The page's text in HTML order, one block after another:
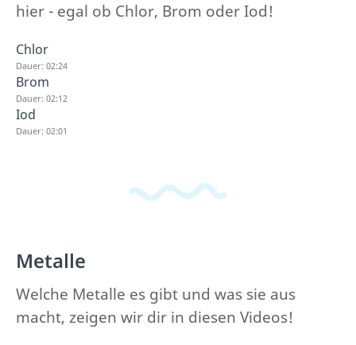
hier - egal ob Chlor, Brom oder Iod!
Chlor
Dauer: 02:24
Brom
Dauer: 02:12
Iod
Dauer: 02:01
Metalle
Welche Metalle es gibt und was sie aus
macht, zeigen wir dir in diesen Videos!